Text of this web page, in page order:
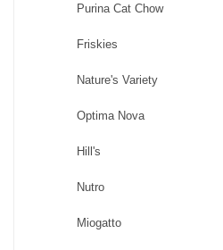
Purina Cat Chow
Friskies
Nature's Variety
Optima Nova
Hill's
Nutro
Miogatto